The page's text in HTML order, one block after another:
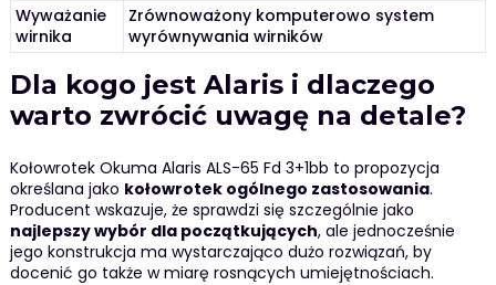
Wyważanie
wirnika
Zrównoważony komputerowo system
wyrównywania wirników
Dla kogo jest Alaris i dlaczego
warto zwrócić uwagę na detale?
Kołowrotek Okuma Alaris ALS-65 Fd 3+1bb to propozycja
określana jako kołowrotek ogólnego zastosowania.
Producent wskazuje, że sprawdzi się szczególnie jako
najlepszy wybór dla początkujących, ale jednocześnie
jego konstrukcja ma wystarczająco dużo rozwiązań, by
docenić go także w miarę rosnących umiejętnościach.